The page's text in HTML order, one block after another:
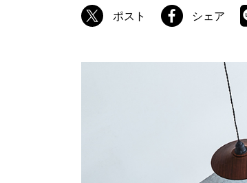
製造工程
加工技術
ポスト シェア